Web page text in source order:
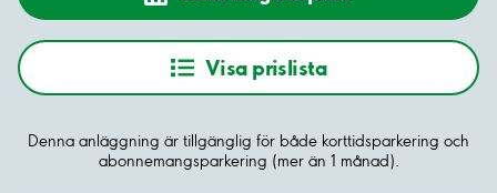
Visa prislista
Denna anläggning är tillgänglig för både korttidsparkering och
abonnemangsparkering (mer än 1 månad).